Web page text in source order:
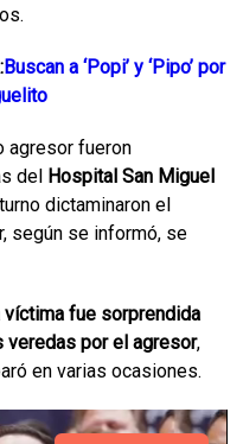
Buscan a ‘Popi’ y ‘Pipo’ por
agresor fueron
del Hospital San Miguel
dictaminaron el
según se informó, se
víctima fue sorprendida
veredas por el agresor,
en varias ocasiones.